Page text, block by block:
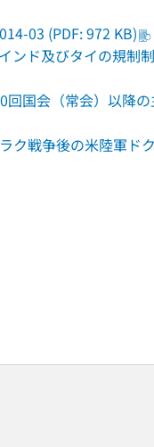
03 (PDF: 972 KB)
ンド及びタイの規制
回国会（常会）以降
ク戦争後の米陸軍ド